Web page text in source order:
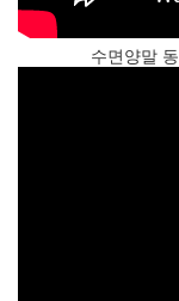
수면양말